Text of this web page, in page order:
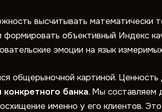
высчитывать математически
формировать объективный Индекс
эмоции на язык
общерыночной картиной. Ценность
банка. Мы составляем
именно у его клиентов.